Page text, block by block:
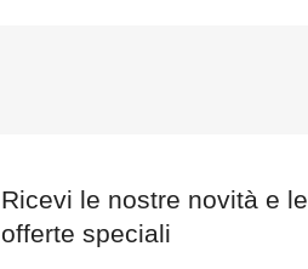
Ricevi le nostre novità e le
offerte speciali